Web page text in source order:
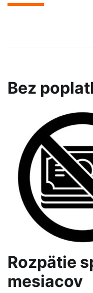
Bez
Rozpätie
mesiacov